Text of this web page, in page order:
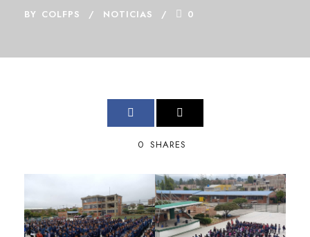
BY COLFPS NOTICIAS 0
0 SHARES